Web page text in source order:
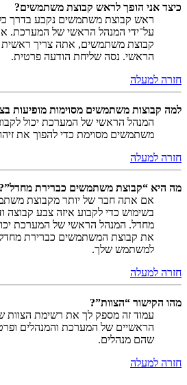
כיצד אני הופך לראש קבוצת משתמשים?
ראש קבוצת משתמשים נקבע בדרך
על־ידי המנהל הראשי של המערכת.
קבוצת משתמשים, אתה צריך ראשית
הראשי. נסה שליחת הודעה פרטית.
חזרה למעלה
למה קבוצות משתמשים מסוימות מופיעות
המנהל הראשי של המערכת יכול
משתמשים מסוימת כדי להפוך את
חזרה למעלה
מה היא “קבוצת משתמשים כברירת מחדל”?
אם אתה חבר של יותר מקבוצת
בשימוש כדי לקבוע איזה צבע קבוצה
מחדל. המנהל הראשי של המערכת
את קבוצת המשתמשים כברירת
למשתמש שלך.
חזרה למעלה
מהו הקישור “הצוות”?
עמוד זה מספק לך את רשימת הצוות
הראשיים של המערכת והמנהלים
שהם מנהלים.
חזרה למעלה